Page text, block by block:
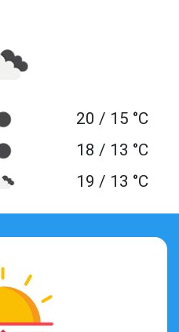
20 / 15 °C
18 / 13 °C
19 / 13 °C